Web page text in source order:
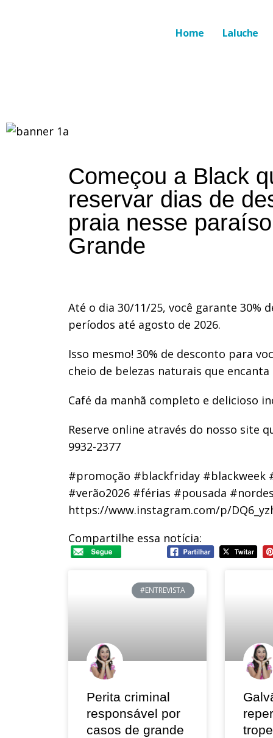
Home Laluche
Começou a Black
reservar dias de
praia nesse
Grande
Até o dia 30/11/25, você garante 30%
períodos até agosto de 2026.
Isso mesmo! 30% de desconto para
cheio de belezas naturais que encanta
Café da manhã completo e delicioso
Reserve online através do nosso site
9932-2377
#promoção #blackfriday
#verão2026 #férias #pousada
https://www.instagram.com/p/
Compartilhe essa notícia:
#ENTREVISTA
Perita criminal
responsável por
casos de grande